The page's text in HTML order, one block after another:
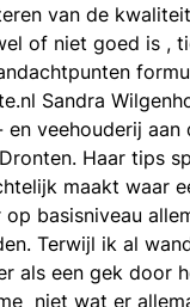
van de
of niet goed is ,
Sandra
en veehouderij aan
Haar tips
maakt waar
basisniveau
Terwijl ik al
als een gek door
niet wat er